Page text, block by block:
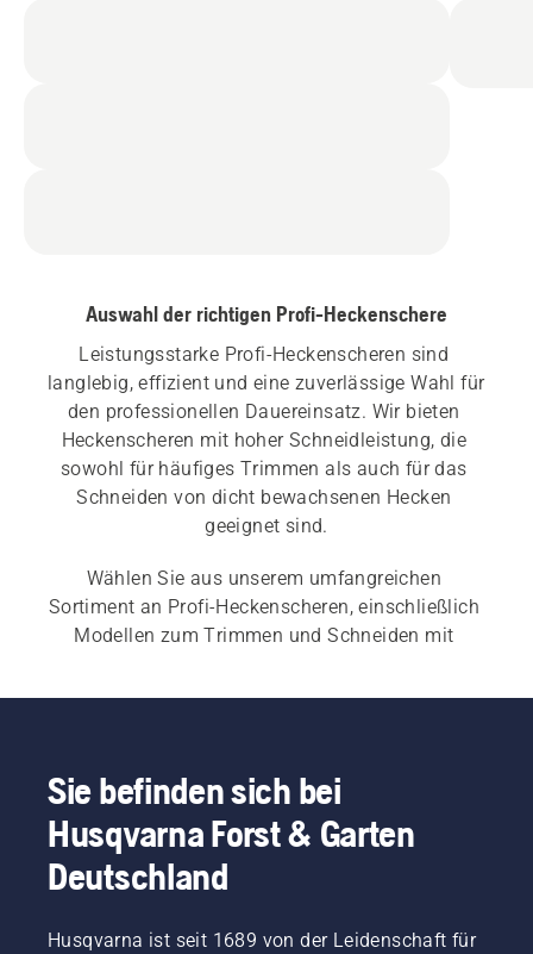
Auswahl der richtigen Profi-Heckenschere
Leistungsstarke Profi-Heckenscheren sind
langlebig, effizient und eine zuverlässige Wahl für
den professionellen Dauereinsatz. Wir bieten
Heckenscheren mit hoher Schneidleistung, die
sowohl für häufiges Trimmen als auch für das
Schneiden von dicht bewachsenen Hecken
geeignet sind.
Wählen Sie aus unserem umfangreichen
Sortiment an Profi-Heckenscheren, einschließlich
Modellen zum Trimmen und Schneiden mit
für drehmomentstarke Grobschnitte. Wir bieten
Manövrierbarkeit und ein benutzerorientiertes
Design verfügen. Wenn Sie eine größere
Reichweite benötigen, sind unsere
Stabheckenscheren
gewerbliche Nutzung.
Sie befinden sich bei
Husqvarna Forst & Garten
Deutschland
Husqvarna ist seit 1689 von der Leidenschaft für